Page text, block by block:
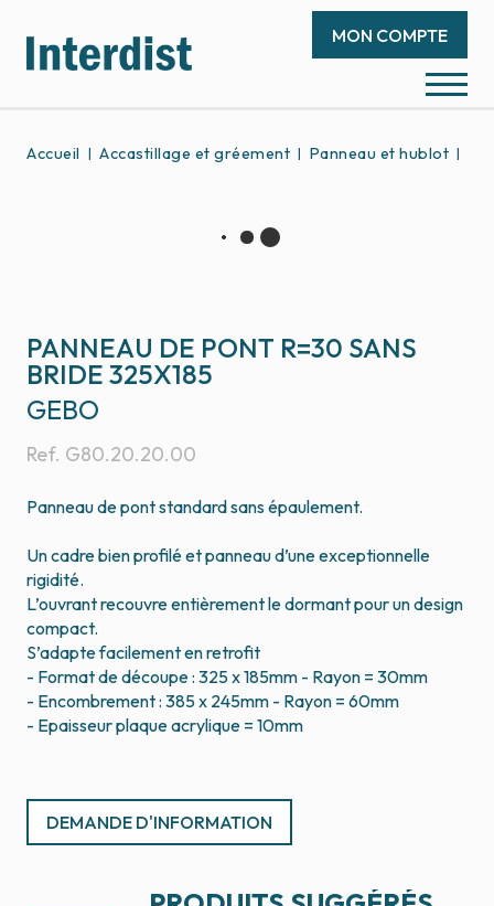
MON COMPTE
Accueil Accastillage et gréement Panneau et hublot
PANNEAU DE PONT R=30 SANS
BRIDE 325X185
Ref. G80.20.20.00
GEBO
Panneau de pont standard sans épaulement.
Un cadre bien profilé et panneau d’une exceptionnelle
rigidité.
L’ouvrant recouvre entièrement le dormant pour un design
compact.
S’adapte facilement en retrofit
- Format de découpe : 325 x 185mm - Rayon = 30mm
- Encombrement : 385 x 245mm - Rayon = 60mm
- Epaisseur plaque acrylique = 10mm
DEMANDE D'INFORMATION